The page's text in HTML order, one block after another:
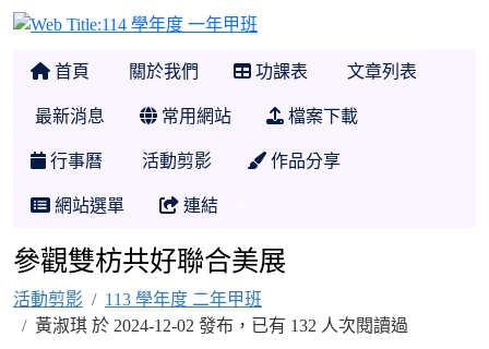
首頁 關於我們 功課表 文章列表
最新消息 常用網站 檔案下載
行事曆 活動剪影 作品分享
網站選單 連結
參觀雙枋共好聯合美展
活動剪影
113 學年度 二年甲班
黃淑琪 於 2024-12-02 發布，已有 132 人次閱讀過